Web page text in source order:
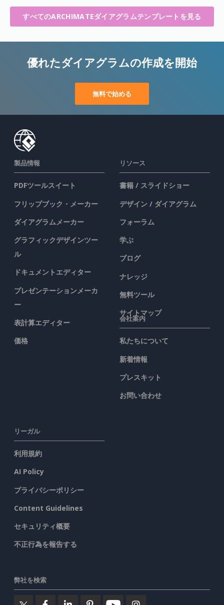
すべてのARCHIMATEダイアグラムテンプレートを見る
優れたダイアグラムの作成を開始
無料で始める
製品情報
PDFツールスイート
フリップブック・メーカー
ダイアグラムメーカー
グラフィックデザインツー
ル
ドキュメントエディター
プレゼンテーションメーカ
ー
表計算エディター
価格
リソース
書籍 / スライドショー
デザイン / ダイアグラム
フォーラム
学ぶ
ブログ
ナレッジ
無料ツール
サイトマップ
会社案内
私たちについて
新着情報
プレスキット
お問い合わせ
リーガル
利用規約
AI Policy
プライバシーポリシー
Content Guidelines
セキュリティ概要
不正行為を報告する
弊社を検索